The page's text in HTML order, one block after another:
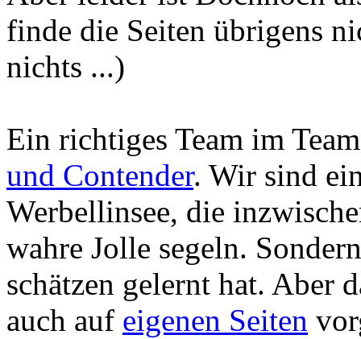
finde die Seiten übrigens
nichts ...)
Ein richtiges Team im
und Contender. Wir sind
Werbellinsee, die
wahre Jolle segeln.
schätzen gelernt hat. Aber
auch auf eigenen Seiten